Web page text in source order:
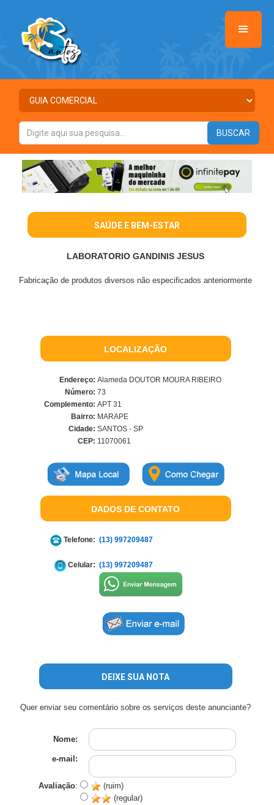
SAÚDE E BEM-ESTAR
LABORATORIO GANDINIS JESUS
Fabricação de produtos diversos não especificados anteriormente
LOCALIZAÇÃO
Endereço: Alameda DOUTOR MOURA RIBEIRO
Número: 73
Complemento: APT 31
Bairro: MARAPE
Cidade: SANTOS - SP
CEP: 11070061
DADOS DE CONTATO
Telefone: (13) 997209487
Celular: (13) 997209487
DEIXE SUA NOTA
Quer enviar seu comentário sobre os serviços deste anunciante?
Nome:
e-mail:
Avaliação:
(ruim)
(regular)